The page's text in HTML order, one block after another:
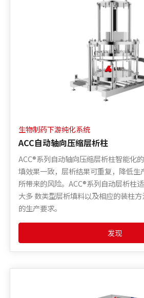
生物制药下游纯化系统
ACC自动轴向压缩层析柱
ACC®系列自动轴向压缩层析柱智能化
填效果一致，层析结果可重复，降低生
所带来的风险。ACC®系列自动层析柱
大多 数类型层析填料以及相应的装柱
的生产要求。
发现